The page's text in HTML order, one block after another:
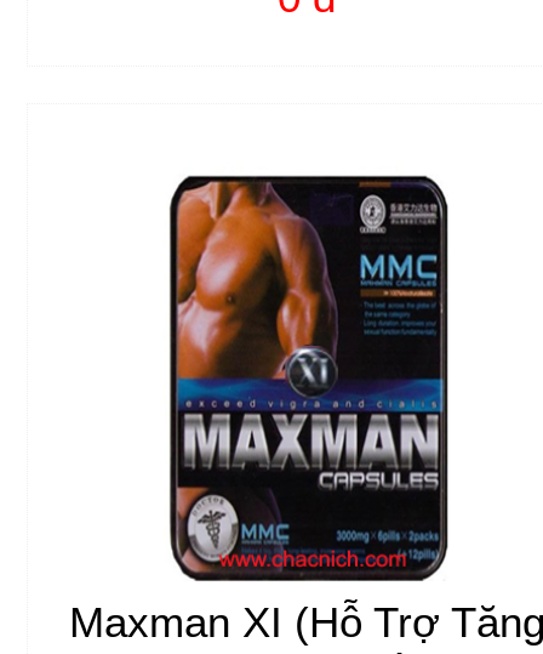
Maxman XI (Hỗ Trợ